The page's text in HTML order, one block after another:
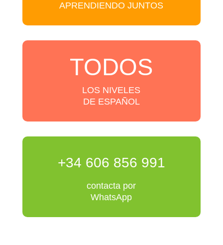
APRENDIENDO JUNTOS
TODOS
LOS NIVELES
DE ESPAÑOL
+34 606 856 991
contacta por
WhatsApp